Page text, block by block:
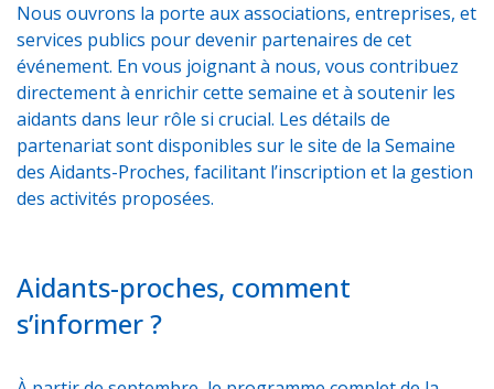
Nous ouvrons la porte aux associations, entreprises, et
services publics pour devenir partenaires de cet
événement. En vous joignant à nous, vous contribuez
directement à enrichir cette semaine et à soutenir les
aidants dans leur rôle si crucial. Les détails de
partenariat sont disponibles sur le site de la Semaine
des Aidants-Proches, facilitant l’inscription et la gestion
des activités proposées.
Aidants-proches, comment
s’informer ?